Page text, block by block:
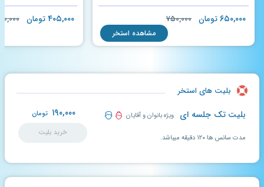
۶۵۰,۰۰۰تومان ۷۵۰,۰۰۰
مشاهده استخر
۴۰۵,۰۰۰تومان
بلیت های استخر
بلیت تک جلسه ای ویژه بانوان و آقایان ۱۹۰,۰۰۰ تومان
خرید بلیت
مدت سانس ها ۱۲۰ دقیقه میباشد.